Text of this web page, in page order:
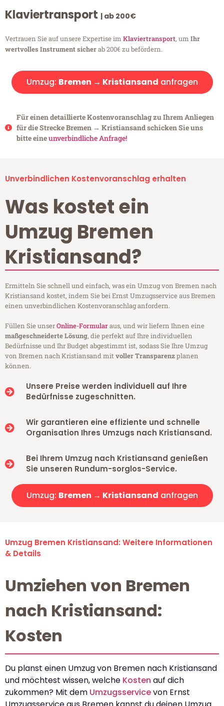
Klaviertransport | ab 200€
Vertrauen Sie auf unsere Expertise im Klaviertransport, um Ihr
wertvolles Instrument sicherab 200€ zu befördern.
Umzug: Bremen → Kristiansand anfragen
Für einen detaillierte Kostenvoranschlag zu Ihrem Anliegen
für die Strecke Bremen → Kristiansand schicken Sie uns
bitte eineunverbindliche Anfrage!
Unverbindlichen Kostenvoranschlag erhalten
Was kostet ein
Umzug Bremen
Kristiansand?
Ermitteln Sie schnell und einfach, was ein Umzug von Bremen nach
Kristiansand kostet, indem Sie bei Ernst Umzugsservice aus Bremen
einen unverbindlichen Kostenvoranschlag anfordern.
Füllen Sie unserOnline-Formularaus, und wir liefern Ihnen eine
maßgeschneiderte Lösung, die perfekt auf Ihre individuellen
Bedürfnisse und Ihr Budget abgestimmt ist, sodass Sie Ihre Umzug
von Bremen nach Kristiansand mitvoller Transparenzplanen
können.
Unsere Preise werden individuell auf Ihre
Bedürfnisse zugeschnitten.
Wir garantieren eine effiziente und schnelle
Organisation Ihres Umzugs nach Kristiansand.
Bei Ihrem Umzug nach Kristiansand genießen
Sie unseren Rundum-sorglos-Service.
Umzug: Bremen → Kristiansand anfragen
Umzug Bremen Kristiansand: Weitere Informationen
& Details
Umziehen von Bremen
nach Kristiansand:
Kosten
Du planst einen Umzug von Bremen nach Kristiansand
und möchtest wissen, welche Kosten auf dich
zukommen? Mit dem Umzugsservicevon Ernst